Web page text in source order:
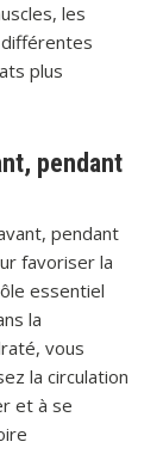
les
plus
pendant
pendant
favoriser la
essentiel
la
vous
la circulation
et à se